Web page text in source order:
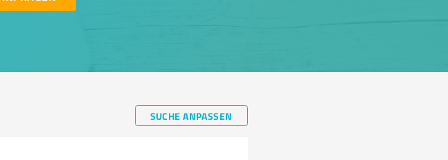
SUCHE ANPASSEN